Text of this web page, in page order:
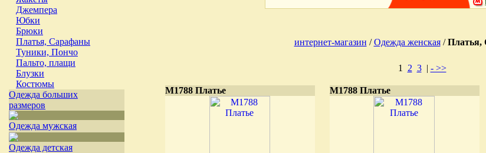
Джемпера
Юбки
Брюки
Платья, Сарафаны
Туники, Пончо
Пальто, плащи
Блузки
Костюмы
Одежда больших
размеров
Одежда мужская
Одежда детская
интернет-магазин / Одежда женская / Платья,
1 2 3 | - >>
М1788 Платье М1788 Платье